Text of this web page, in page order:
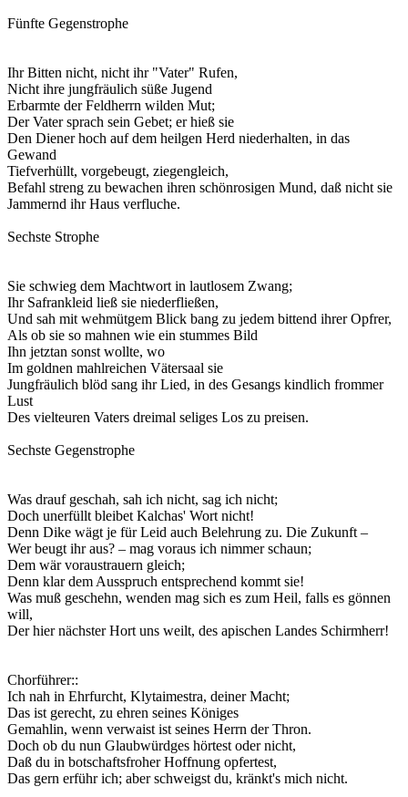
Fünfte Gegenstrophe
Ihr Bitten nicht, nicht ihr "Vater" Rufen,
Nicht ihre jungfräulich süße Jugend
Erbarmte der Feldherrn wilden Mut;
Der Vater sprach sein Gebet; er hieß sie
Den Diener hoch auf dem heilgen Herd niederhalten, in das
Gewand
Tiefverhüllt, vorgebeugt, ziegengleich,
Befahl streng zu bewachen ihren schönrosigen Mund, daß nicht sie
Jammernd ihr Haus verfluche.
Sechste Strophe
Sie schwieg dem Machtwort in lautlosem Zwang;
Ihr Safrankleid ließ sie niederfließen,
Und sah mit wehmütgem Blick bang zu jedem bittend ihrer Opfrer,
Als ob sie so mahnen wie ein stummes Bild
Ihn jetztan sonst wollte, wo
Im goldnen mahlreichen Vätersaal sie
Jungfräulich blöd sang ihr Lied, in des Gesangs kindlich frommer
Lust
Des vielteuren Vaters dreimal seliges Los zu preisen.
Sechste Gegenstrophe
Was drauf geschah, sah ich nicht, sag ich nicht;
Doch unerfüllt bleibet Kalchas' Wort nicht!
Denn Dike wägt je für Leid auch Belehrung zu. Die Zukunft –
Wer beugt ihr aus? – mag voraus ich nimmer schaun;
Dem wär voraustrauern gleich;
Denn klar dem Ausspruch entsprechend kommt sie!
Was muß geschehn, wenden mag sich es zum Heil, falls es gönnen
will,
Der hier nächster Hort uns weilt, des apischen Landes Schirmherr!
Chorführer::
Ich nah in Ehrfurcht, Klytaimestra, deiner Macht;
Das ist gerecht, zu ehren seines Königes
Gemahlin, wenn verwaist ist seines Herrn der Thron.
Doch ob du nun Glaubwürdges hörtest oder nicht,
Daß du in botschaftsfroher Hoffnung opfertest,
Das gern erführ ich; aber schweigst du, kränkt's mich nicht.